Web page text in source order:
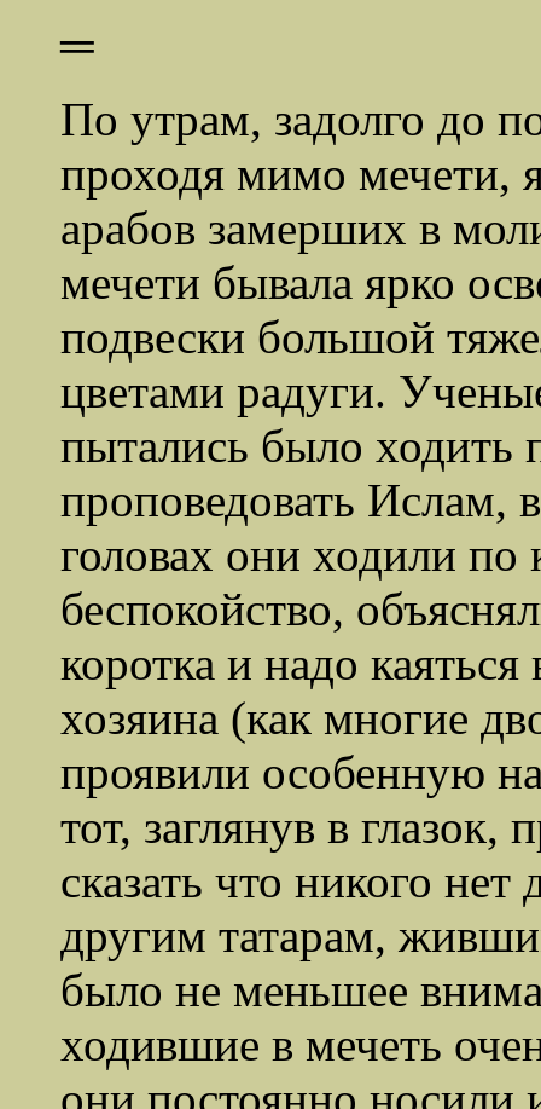
═
По утрам, задолго до
проходя мимо мечети,
арабов замерших в
мечети бывала ярко
подвески большой
цветами радуги.
пытались было ходить
проповедовать Ислам,
головах они ходили по
беспокойство,
коротка и надо
хозяина (как многие
проявили особенную
тот, заглянув в
сказать что никого
другим татарам,
было не меньшее
ходившие в мечеть